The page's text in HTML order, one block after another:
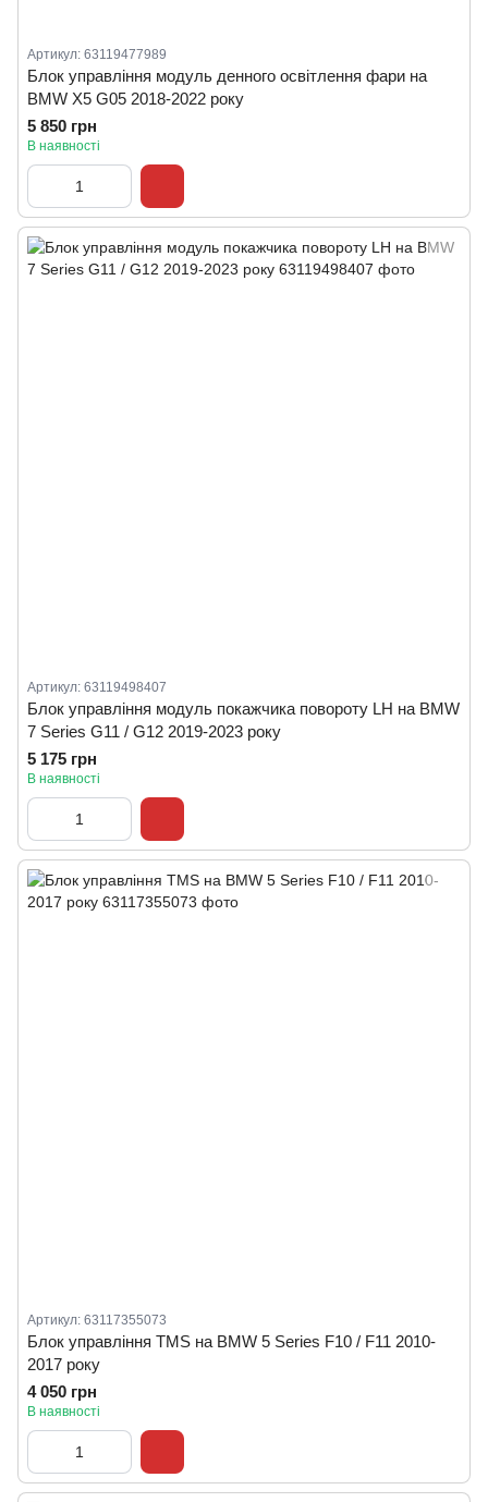
Артикул: 63119477989
Блок управління модуль денного освітлення фари на
BMW X5 G05 2018-2022 року
5 850 грн
В наявності
Артикул: 63119498407
Блок управління модуль покажчика повороту LH на BMW
7 Series G11 / G12 2019-2023 року
5 175 грн
В наявності
Артикул: 63117355073
Блок управління TMS на BMW 5 Series F10 / F11 2010-
2017 року
4 050 грн
В наявності